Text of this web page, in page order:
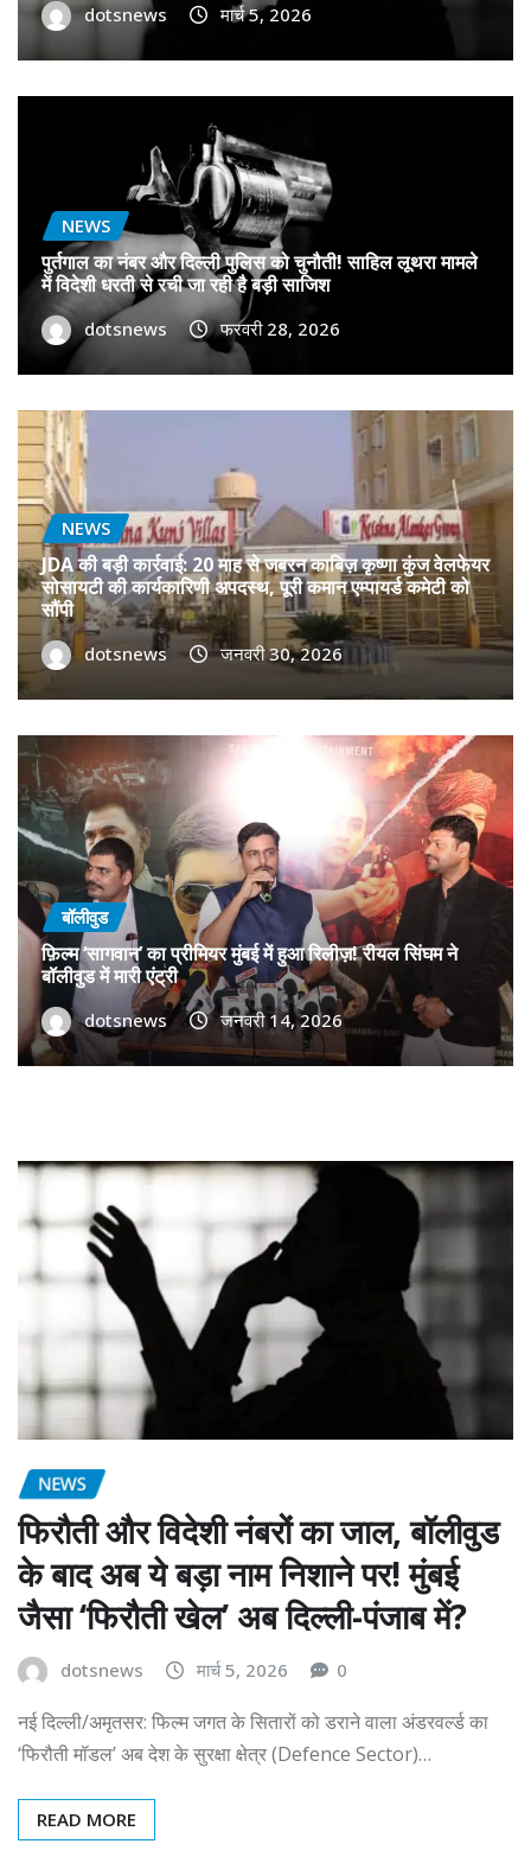
dotsnews मार्च 5, 2026
NEWS
पुर्तगाल का नंबर और दिल्ली पुलिस को चुनौती! साहिल लूथरा मामले
में विदेशी धरती से रची जा रही है बड़ी साजिश
dotsnews फरवरी 28, 2026
NEWS
JDA की बड़ी कार्रवाई: 20 माह से जबरन काबिज़ कृष्णा कुंज वेलफेयर
सोसायटी की कार्यकारिणी अपदस्थ, पूरी कमान एम्पायर्ड कमेटी को
सौंपी
dotsnews जनवरी 30, 2026
बॉलीवुड
फ़िल्म ‘सागवान’ का प्रीमियर मुंबई में हुआ रिलीज़! रीयल सिंघम ने
बॉलीवुड में मारी एंट्री
dotsnews जनवरी 14, 2026
NEWS
फिरौती और विदेशी नंबरों का जाल, बॉलीवुड
के बाद अब ये बड़ा नाम निशाने पर! मुंबई
जैसा ‘फिरौती खेल’ अब दिल्ली-पंजाब में?
dotsnews मार्च 5, 2026 0
नई दिल्ली/अमृतसर: फिल्म जगत के सितारों को डराने वाला अंडरवर्ल्ड का
‘फिरौती मॉडल’ अब देश के सुरक्षा क्षेत्र (Defence Sector)…
READ MORE